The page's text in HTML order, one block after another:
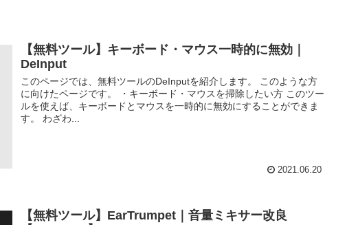
【無料ツール】キーボード・マウス一時的に無効｜
DeInput
このページでは、無料ツールのDeInputを紹介します。 このような方
に向けたページです。 ・キーボード・マウスを掃除したい方 このツー
ルを使えば、キーボードとマウスを一時的に無効にすることができま
す。 わざわ...
2021.06.20
【無料ツール】EarTrumpet｜音量ミキサー改良